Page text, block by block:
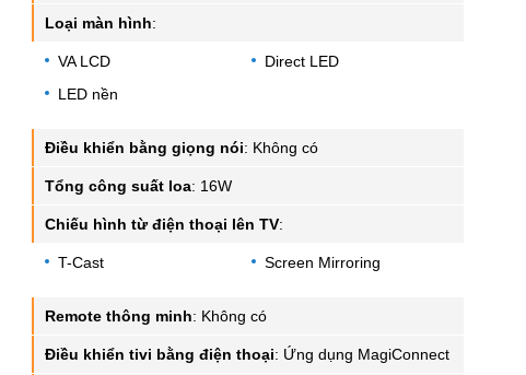
Loại màn hình:
VA LCD
Direct LED
LED nền
Điều khiển bằng giọng nói: Không có
Tổng công suất loa: 16W
Chiếu hình từ điện thoại lên TV:
T-Cast Screen Mirroring
Remote thông minh: Không có
Điều khiển tivi bằng điện thoại: Ứng dụng MagiConnect